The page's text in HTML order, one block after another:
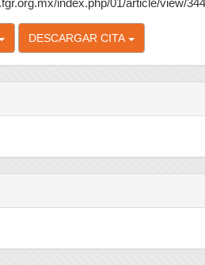
index.php/01/article/view/344
DESCARGAR CITA